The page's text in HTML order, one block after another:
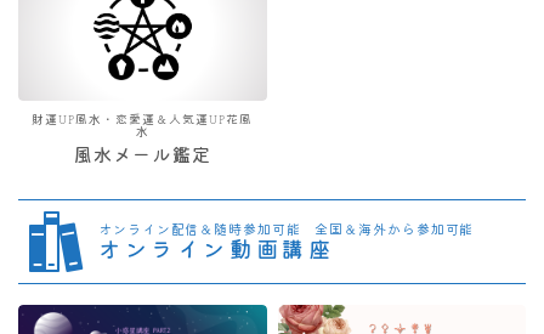
財運UP風水・恋愛運＆人気運UP花風
水
風水メール鑑定
オンライン配信＆随時参加可能 全国＆海外から参加可能
オンライン動画講座